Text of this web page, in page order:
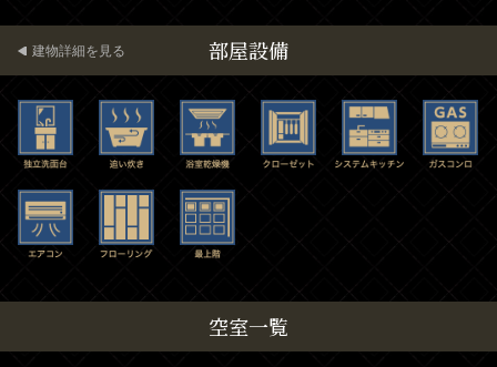
部屋設備
建物詳細を見る
空室一覧